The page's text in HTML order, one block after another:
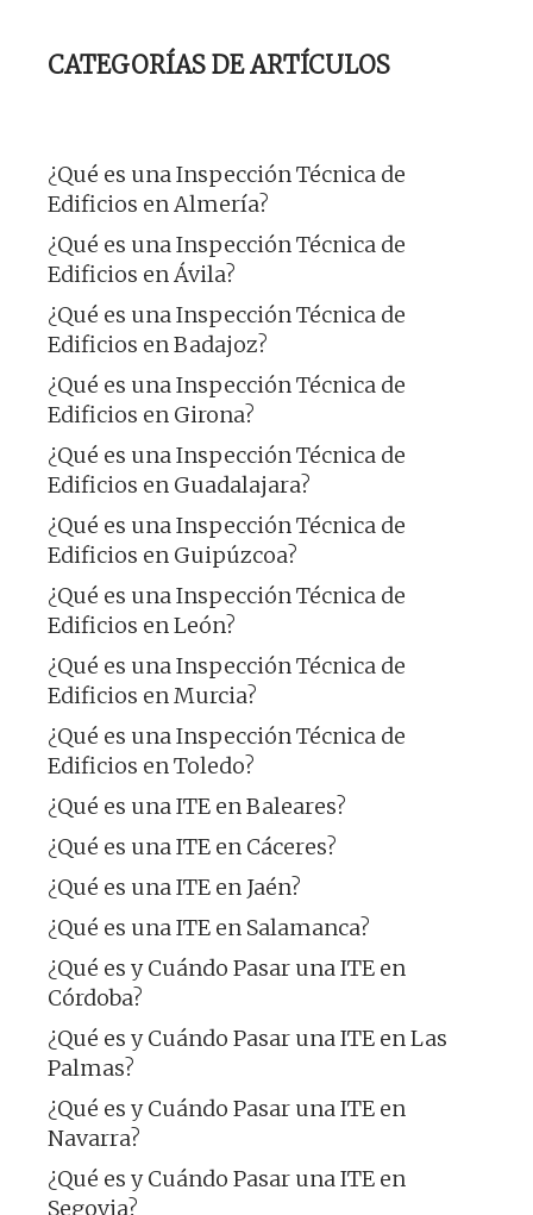
CATEGORÍAS DE ARTÍCULOS
¿Qué es una Inspección Técnica de
Edificios en Almería?
¿Qué es una Inspección Técnica de
Edificios en Ávila?
¿Qué es una Inspección Técnica de
Edificios en Badajoz?
¿Qué es una Inspección Técnica de
Edificios en Girona?
¿Qué es una Inspección Técnica de
Edificios en Guadalajara?
¿Qué es una Inspección Técnica de
Edificios en Guipúzcoa?
¿Qué es una Inspección Técnica de
Edificios en León?
¿Qué es una Inspección Técnica de
Edificios en Murcia?
¿Qué es una Inspección Técnica de
Edificios en Toledo?
¿Qué es una ITE en Baleares?
¿Qué es una ITE en Cáceres?
¿Qué es una ITE en Jaén?
¿Qué es una ITE en Salamanca?
¿Qué es y Cuándo Pasar una ITE en
Córdoba?
¿Qué es y Cuándo Pasar una ITE en Las
Palmas?
¿Qué es y Cuándo Pasar una ITE en
Navarra?
¿Qué es y Cuándo Pasar una ITE en
Segovia?